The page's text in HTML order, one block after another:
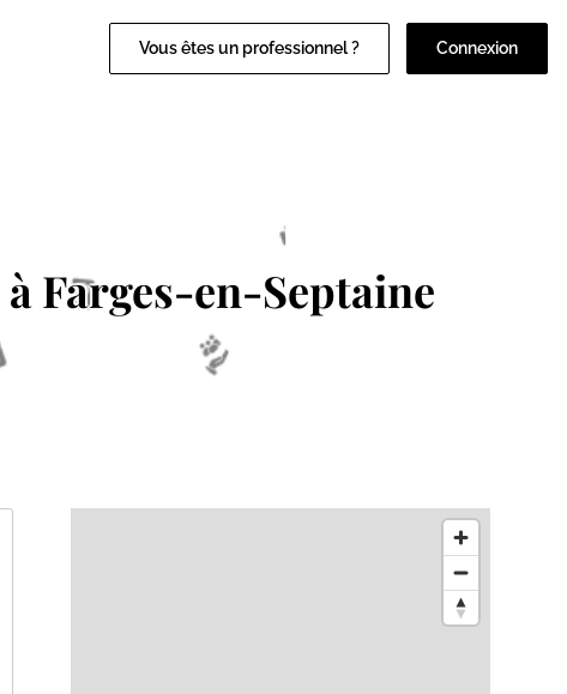
Vous êtes un professionnel ? Connexion
à Farges-en-Septaine